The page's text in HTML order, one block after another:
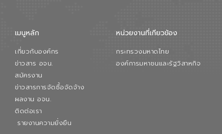
เมนูหลัก
เกี่ยวกับองค์กร
ข่าวสาร อจน.
สมัครงาน
ข่าวสารการจัดซื้อจัดจ้าง
ผลงาน อจน.
ติดต่อเรา
รายงานความยั่งยืน
หน่วยงานที่เกียวข้อง
กระทรวงมหาดไทย
องค์การมหาชนและรัฐวิสาหกิจ